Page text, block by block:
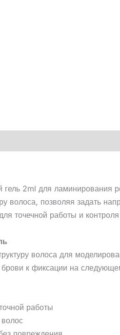
2ml для ламинирования
волоса, позволяя задать
точечной работы и
волоса для
к фиксации на
работы